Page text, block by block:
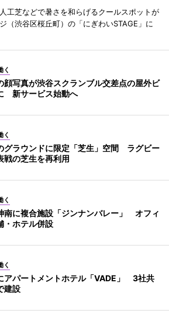
工芝などで暑さを和らげるクールスポットが
（渋谷区桜丘町）の「にぎわいSTAGE」に
く
顔写真が渋谷スクランブル交差点の屋外ビ
新サービス始動へ
く
グラウンドに限定「芝生」空間 ラグビー
戦の芝生を再利用
く
南に複合施設「ジンナンバレー」 オフィ
・ホテル併設
く
アパートメントホテル「VADE」 3社共
建設